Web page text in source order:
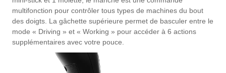
multifonction pour contrôler tous types de machines du bout
des doigts. La gâchette supérieure permet de basculer entre le
mode « Driving » et « Working » pour accéder à 6 actions
supplémentaires avec votre pouce.